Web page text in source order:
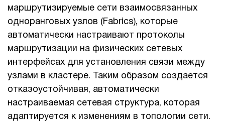
маршрутизируемые сети взаимосвязанных
одноранговых узлов (Fabrics), которые
автоматически настраивают протоколы
маршрутизации на физических сетевых
интерфейсах для установления связи между
узлами в кластере. Таким образом создается
отказоустойчивая, автоматически
настраиваемая сетевая структура, которая
адаптируется к изменениям в топологии сети.